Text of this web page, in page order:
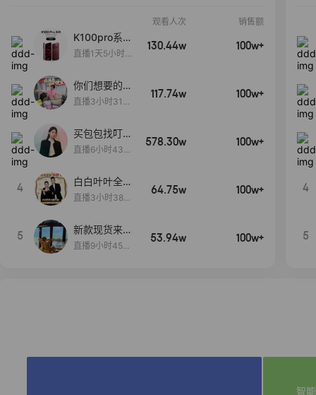
观看人次 销售额
K100pro系列
新品预约中~
直播1天5小时9
130.44w 100w+
你们想要的
包！终于来
意！
直播3小时31分
117.74w 100w+
买包包找叮
当,一折购！
直播6小时43分
578.30w 100w+
4
白白叶叶全品
类好物补贴节
直播3小时38分
64.75w 100w+
5
新款现货来了
～
直播9小时45分
53.94w 100w+
4
5